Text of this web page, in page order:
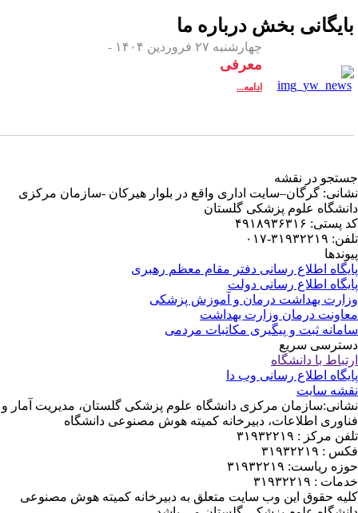
بخش درباره ما
چهارشنبه ۲۷ فروردین ۱۴۰۴ -
معرفی
ادامه...
در نقشه
گرگان–سایت اداری واقع در بلوار هیرکان -سازمان مرکزی
علوم پزشکی گلستان
۴۹۱۸۹۳۶۳۱۶
۰۱۷
اطلاع رسانی دفتر مقام معظم رهبری
اطلاع رسانی دولت
بهداشت درمان و آموزش پزشکی
درمان وزارت بهداشت
ثبت و پیگیری مکاتبات مردمی
سریع
با دانشگاه
اطلاع رسانی وب دا
سایت
مرکزی دانشگاه علوم پزشکی گلستان، مدیریت آمار و
اطلاعات، دبیرخانه کمیته هوش مصنوعی دانشگاه
مرکز : ۳۱۹۳۲۲۱۹
۳۱۹۳۲۲۱۹
ریاست: ۳۱۹۳۲۲۱۹
: ۳۱۹۳۲۲۱۹
حقوق این وب سایت متعلق به دبیرخانه کمیته هوش مصنوعی